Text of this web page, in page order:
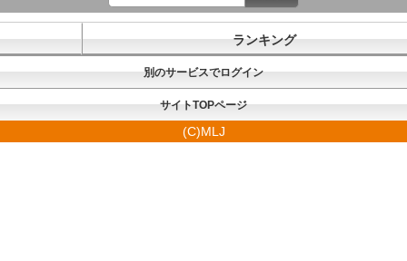
ランキング
別のサービスでログイン
サイトTOPページ
(C)MLJ